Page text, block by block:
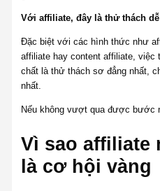
Với affiliate, đây là thử thách
Đặc biệt với các hình thức như
affiliate hay content affiliate,
chất là thử thách sơ đẳng nhất,
nhất.
Nếu không vượt qua được bước
Vì sao affiliate
là cơ hội vàng